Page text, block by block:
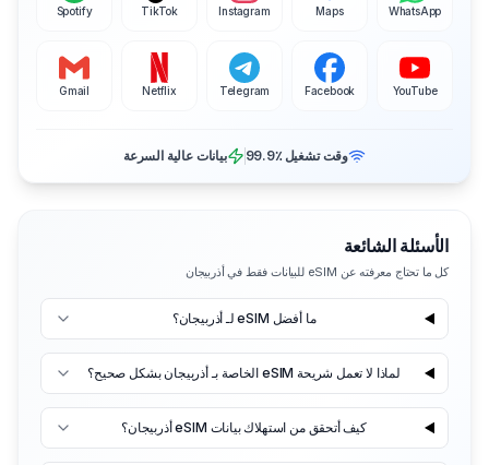
WhatsApp
Maps
Instagram
TikTok
Spotify
YouTube
Facebook
Telegram
Netflix
Gmail
وقت تشغيل ‎99.9٪ بيانات عالية السرعة
الأسئلة الشائعة
كل ما تحتاج معرفته عن eSIM للبيانات فقط في أذربيجان
ما أفضل eSIM لـ أذربيجان؟
لماذا لا تعمل شريحة eSIM الخاصة بـ أذربيجان بشكل صحيح؟
كيف أتحقق من استهلاك بيانات eSIM أذربيجان؟